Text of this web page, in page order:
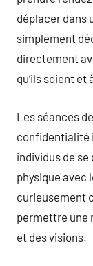
déplacer dans
simplement
directement
qu’ils soient
Les séances
confidentialité
individus de
physique avec
curieusement
permettre une
et des visions.